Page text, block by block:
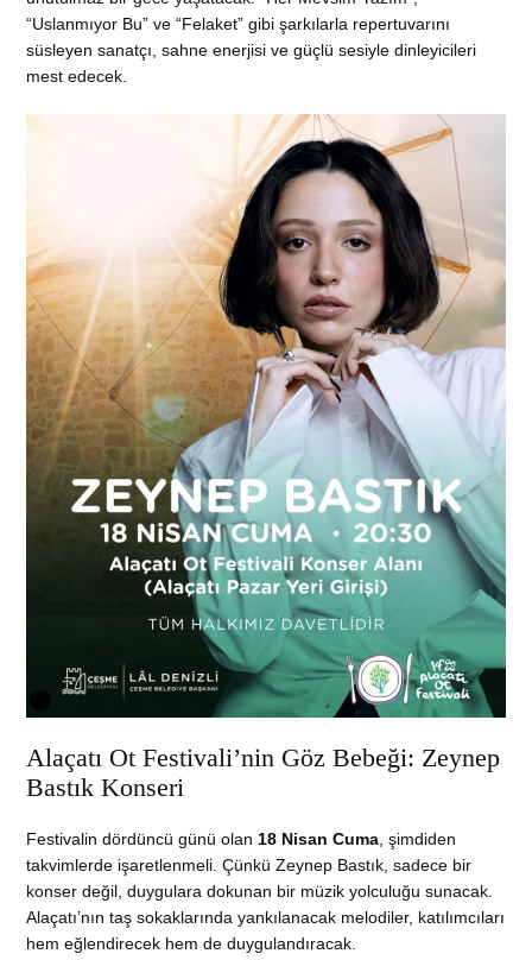
“Uslanmıyor Bu” ve “Felaket” gibi şarkılarla repertuvarını
süsleyen sanatçı, sahne enerjisi ve güçlü sesiyle dinleyicileri
mest edecek.
Alaçatı Ot Festivali’nin Göz Bebeği: Zeynep
Bastık Konseri
Festivalin dördüncü günü olan 18 Nisan Cuma , şimdiden
takvimlerde işaretlenmeli. Çünkü Zeynep Bastık, sadece bir
konser değil, duygulara dokunan bir müzik yolculuğu sunacak.
Alaçatı’nın taş sokaklarında yankılanacak melodiler, katılımcıları
hem eğlendirecek hem de duygulandıracak.